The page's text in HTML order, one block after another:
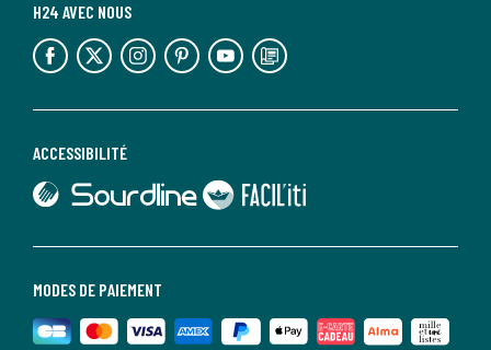
MODES DE PAIEMENT
ACCESSIBILITÉ
lien vers Sourdline
lien vers Faciliti
H24 AVEC NOUS
lien vers l'espace réseaux sociaux lien vers l'espace réseaux sociaux lien vers l'espace réseaux sociaux lien vers l'espace réseaux sociaux lien vers l'espace réseaux sociaux lien vers le blog la redoute